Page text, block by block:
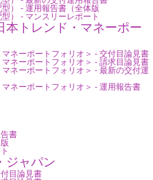
） - 運用報告書（全体版
） - マンスリーレポート
本トレンド・マネーポー
ネーポートフォリオ＞ - 交付目論見書
ネーポートフォリオ＞ - 請求目論見書
ネーポートフォリオ＞ - 最新の交付運
ネーポートフォリオ＞ - 運用報告書
書
ジャパン
目論見書